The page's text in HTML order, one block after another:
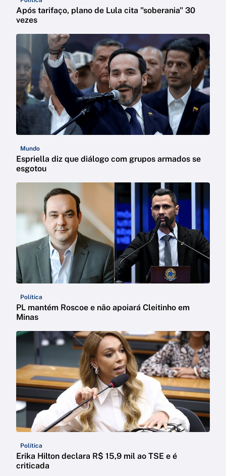
Após tarifaço, plano de Lula cita "soberania" 30
vezes
Mundo
Espriella diz que diálogo com grupos armados se
esgotou
Política
PL mantém Roscoe e não apoiará Cleitinho em
Minas
Política
Erika Hilton declara R$ 15,9 mil ao TSE e é
criticada